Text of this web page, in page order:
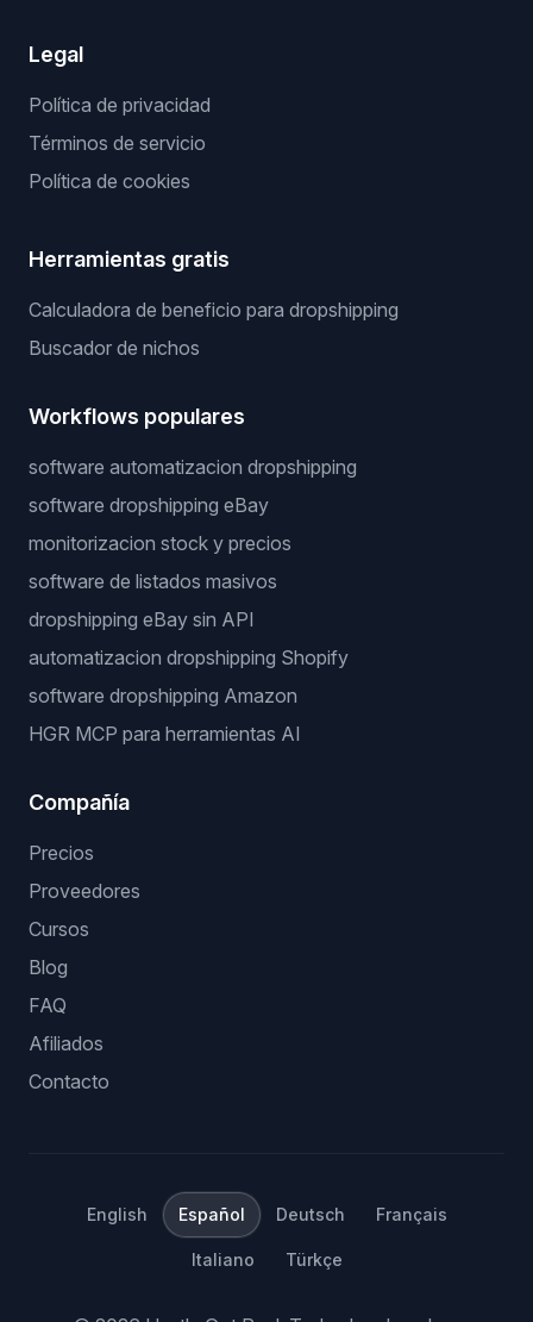
Legal
Política de privacidad
Términos de servicio
Política de cookies
Herramientas gratis
Calculadora de beneficio para dropshipping
Buscador de nichos
Workflows populares
software automatizacion dropshipping
software dropshipping eBay
monitorizacion stock y precios
software de listados masivos
dropshipping eBay sin API
automatizacion dropshipping Shopify
software dropshipping Amazon
HGR MCP para herramientas AI
Compañía
Precios
Proveedores
Cursos
Blog
FAQ
Afiliados
Contacto
English Español Deutsch Français
Italiano Türkçe